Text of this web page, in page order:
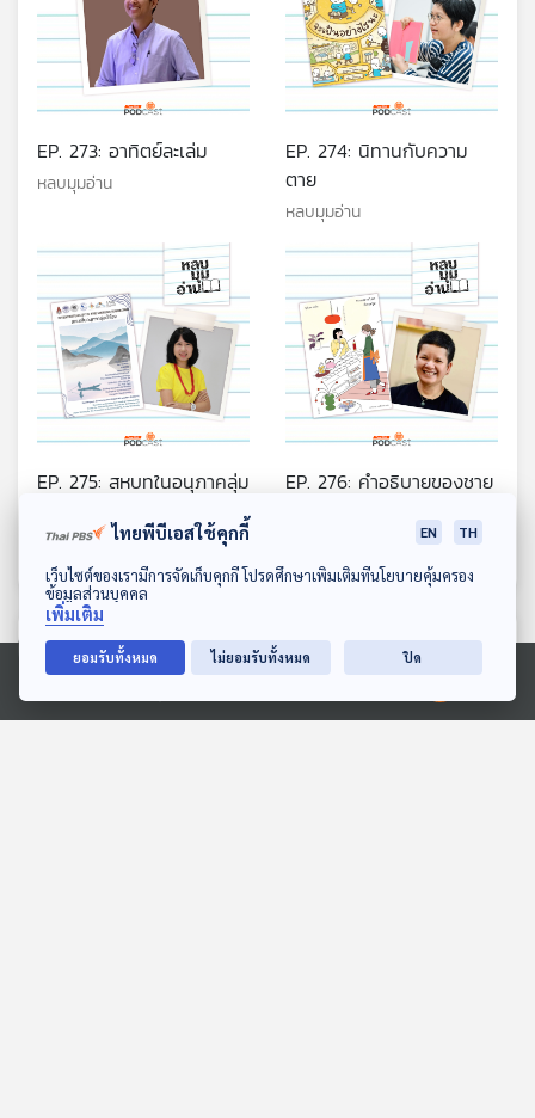
ดาวน์โหลด Thai PBS Podcast Application
Ⓒ 2020 องค์การกระจายเสียงและแพร่ภาพสาธารณะแห่งประเทศไทย
EP. 273: อาทิตย์ละเล่ม
หลบมุมอ่าน
EP. 274: นิทานกับความ
ตาย
หลบมุมอ่าน
EP. 275: สหบทในอนุภาคลุ่ม
หลบมุมอ่าน
EP. 276: คำอธิบายของชาย
ตอนที่เกี่ยวข้อง
ไทยพีบีเอสใช้คุกกี้ EN TH
เว็บไซต์ของเรามีการจัดเก็บคุกกี้ โปรดศึกษาเพิ่มเติมที่นโยบายคุ้มครอง
ข้อมูลส่วนบุคคล
เพิ่มเติม
ยอมรับทั้งหมด ไม่ยอมรับทั้งหมด ปิด